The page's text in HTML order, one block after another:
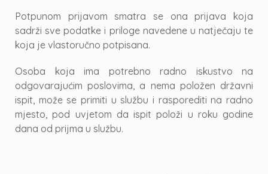
Potpunom prijavom smatra se ona prijava koja
sadrži sve podatke i priloge navedene u natječaju te
koja je vlastoručno potpisana.
Osoba koja ima potrebno radno iskustvo na
odgovarajućim poslovima, a nema položen državni
ispit, može se primiti u službu i rasporediti na radno
mjesto, pod uvjetom da ispit položi u roku godine
dana od prijma u službu.